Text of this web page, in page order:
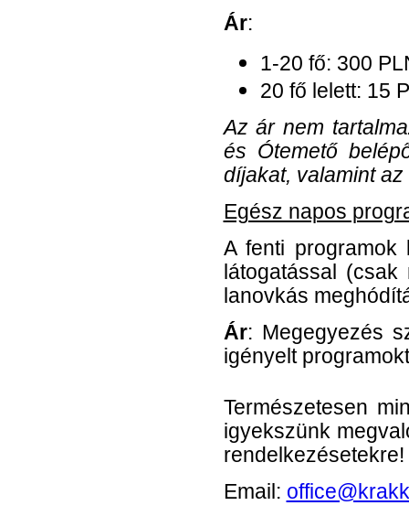
Ár:
1-20 fő: 300
20 fő lelett: 15
Az ár nem
és Ótemető
díjakat, valamint
Egész napos
A fenti programok
látogatással
lanovkás
Ár: Megegyezés
igényelt
Természetesen
igyekszünk
rendelkezésetekre!
Email: